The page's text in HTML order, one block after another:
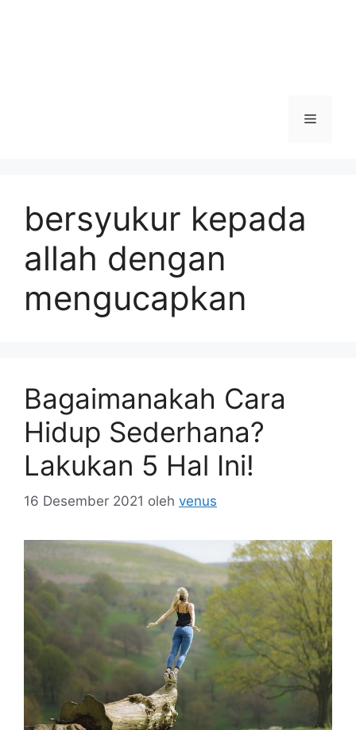
Menu
bersyukur kepada
allah dengan
mengucapkan
Bagaimanakah Cara
Hidup Sederhana?
Lakukan 5 Hal Ini!
16 Desember 2021 oleh venus